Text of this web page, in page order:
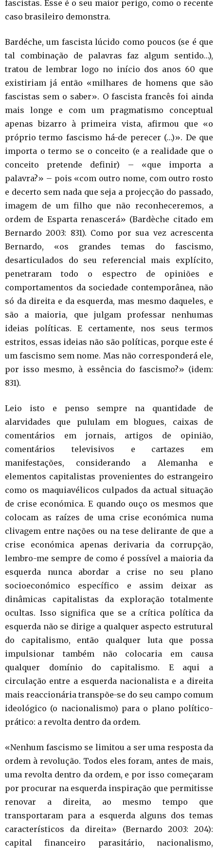
fascistas. Esse é o seu maior perigo, como o recente
caso brasileiro demonstra.
Bardéche, um fascista lúcido como poucos (se é que
tal combinação de palavras faz algum sentido…),
tratou de lembrar logo no início dos anos 60 que
existiriam já então «milhares de homens que são
fascistas sem o saber». O fascista francês foi ainda
mais longe e com um pragmatismo conceptual
apenas bizarro à primeira vista, afirmou que «o
próprio termo fascismo há-de perecer (…)». De que
importa o termo se o conceito (e a realidade que o
conceito pretende definir) – «que importa a
palavra?» – pois «com outro nome, com outro rosto
e decerto sem nada que seja a projecção do passado,
imagem de um filho que não reconheceremos, a
ordem de Esparta renascerá» (Bardèche citado em
Bernardo 2003: 831). Como por sua vez acrescenta
Bernardo, «os grandes temas do fascismo,
desarticulados do seu referencial mais explícito,
penetraram todo o espectro de opiniões e
comportamentos da sociedade contemporânea, não
só da direita e da esquerda, mas mesmo daqueles, e
são a maioria, que julgam professar nenhumas
ideias políticas. E certamente, nos seus termos
estritos, essas ideias não são políticas, porque este é
um fascismo sem nome. Mas não corresponderá ele,
por isso mesmo, à essência do fascismo?» (idem:
831).
Leio isto e penso sempre na quantidade de
alarvidades que pululam em blogues, caixas de
comentários em jornais, artigos de opinião,
comentários televisivos e cartazes em
manifestações, considerando a Alemanha e
elementos capitalistas provenientes do estrangeiro
como os maquiavélicos culpados da actual situação
de crise económica. E quando ouço os mesmos que
colocam as raízes de uma crise económica numa
clivagem entre nações ou na tese delirante de que a
crise económica apenas derivaria da corrupção,
lembro-me sempre de como é possível a maioria da
esquerda nunca abordar a crise no seu plano
socioeconómico específico e assim deixar as
dinâmicas capitalistas da exploração totalmente
ocultas. Isso significa que se a crítica política da
esquerda não se dirige a qualquer aspecto estrutural
do capitalismo, então qualquer luta que possa
impulsionar também não colocaria em causa
qualquer domínio do capitalismo. E aqui a
circulação entre a esquerda nacionalista e a direita
mais reaccionária transpõe-se do seu campo comum
ideológico (o nacionalismo) para o plano político-
prático: a revolta dentro da ordem.
«Nenhum fascismo se limitou a ser uma resposta da
ordem à revolução. Todos eles foram, antes de mais,
uma revolta dentro da ordem, e por isso começaram
por procurar na esquerda inspiração que permitisse
renovar a direita, ao mesmo tempo que
transportaram para a esquerda alguns dos temas
característicos da direita» (Bernardo 2003: 204):
capital financeiro parasitário, nacionalismo,